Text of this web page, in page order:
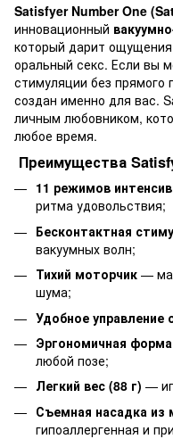
Satisfyer Number One
инновационный
который дарит
оральный секс. Если вы
стимуляции без прямого
создан именно для вас.
личным любовником,
любое время.
Преимущества
11 режимов
ритма удовольствия;
Бесконтактная
вакуумных волн;
Тихий моторчик —
шума;
Удобное управление
Эргономичная форма
любой позе;
Легкий вес (88 г) —
Съемная насадка из
гипоаллергенная и